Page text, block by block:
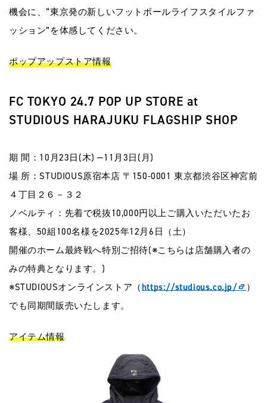
機会に、“東京発の新しいフットボールライフスタイルファ
ッション”を体感してください。
ポップアップストア情報
FC TOKYO 24.7 POP UP STORE at
STUDIOUS HARAJUKU FLAGSHIP SHOP
期 間：10月23日(木) ‒11月3日(月)
場 所：STUDIOUS原宿本店 〒150-0001 東京都渋谷区神宮前
４丁目２６－３２
ノベルティ：先着で税抜10,000円以上ご購入いただいたお
客様、50組100名様を2025年12月6日（土）
開催のホーム最終戦へ特別ご招待(※こちらは店舗購入者の
みの特典となります。)
※STUDIOUSオンラインストア（https://studious.co.jp/
）
でも同期間販売いたします。
アイテム情報